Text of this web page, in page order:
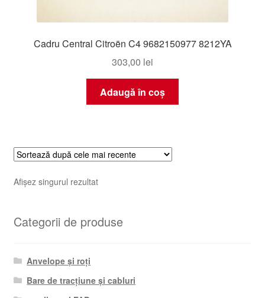
Cadru Central Citroën C4 9682150977 8212YA
303,00 lei
Adaugă în coș
Afișez singurul rezultat
Categorii de produse
Anvelope și roți
Bare de tracțiune și cabluri